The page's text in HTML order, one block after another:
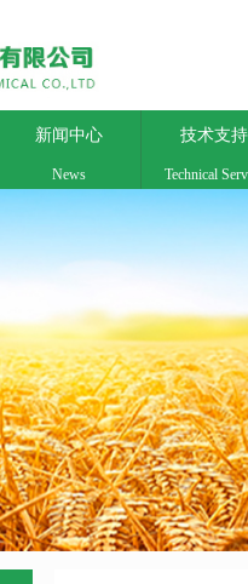
新闻中心 技术支持
News Technical